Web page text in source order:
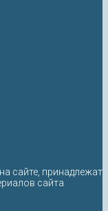
сайте, принадлежат
сайта